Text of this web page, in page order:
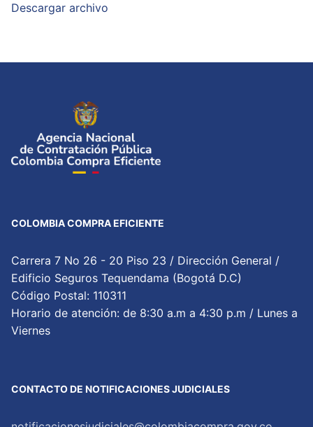
Descargar archivo
COLOMBIA COMPRA EFICIENTE
Carrera 7 No 26 - 20 Piso 23 / Dirección General /
Edificio Seguros Tequendama (Bogotá D.C)
Código Postal: 110311
Horario de atención: de 8:30 a.m a 4:30 p.m / Lunes a
Viernes
CONTACTO DE NOTIFICACIONES JUDICIALES